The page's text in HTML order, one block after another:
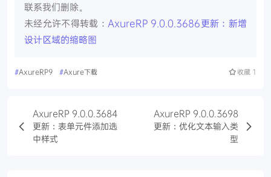
联系我们删除。
未经允许不得转载： AxureRP 9.0.0.3686更新：新增
设计区域的缩略图
#AxureRP9 #Axure下载 收藏 1
AxureRP 9.0.0.3684
更新：表单元件添加选
中样式
AxureRP 9.0.0.3698
更新：优化文本输入类
型